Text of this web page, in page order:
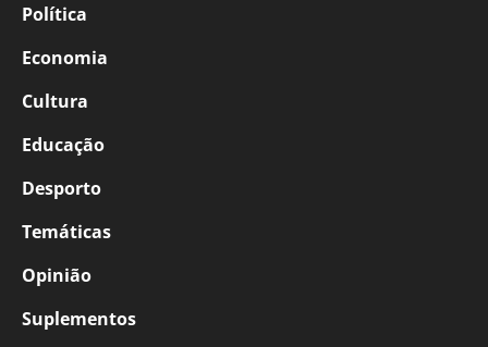
Política
Economia
Cultura
Educação
Desporto
Temáticas
Opinião
Suplementos